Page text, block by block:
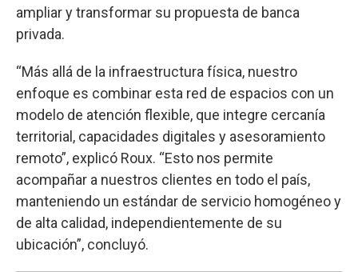
ampliar y transformar su propuesta de banca
privada.
“Más allá de la infraestructura física, nuestro
enfoque es combinar esta red de espacios con un
modelo de atención flexible, que integre cercanía
territorial, capacidades digitales y asesoramiento
remoto”, explicó Roux. “Esto nos permite
acompañar a nuestros clientes en todo el país,
manteniendo un estándar de servicio homogéneo y
de alta calidad, independientemente de su
ubicación”, concluyó.